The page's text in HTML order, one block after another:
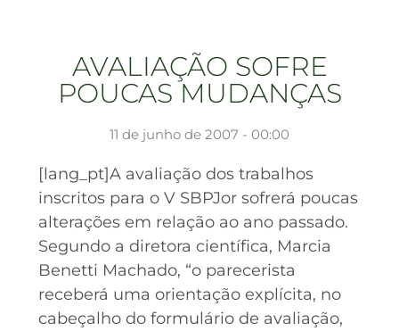
AVALIAÇÃO SOFRE
POUCAS MUDANÇAS
11 de junho de 2007 - 00:00
[lang_pt]A avaliação dos trabalhos
inscritos para o V SBPJor sofrerá poucas
alterações em relação ao ano passado.
Segundo a diretora científica, Marcia
Benetti Machado, “o parecerista
receberá uma orientação explícita, no
cabeçalho do formulário de avaliação,